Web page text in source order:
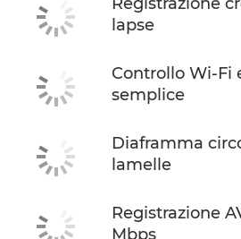
lapse
Controllo Wi-Fi
semplice
Diaframma
lamelle
Registrazione
Mbps